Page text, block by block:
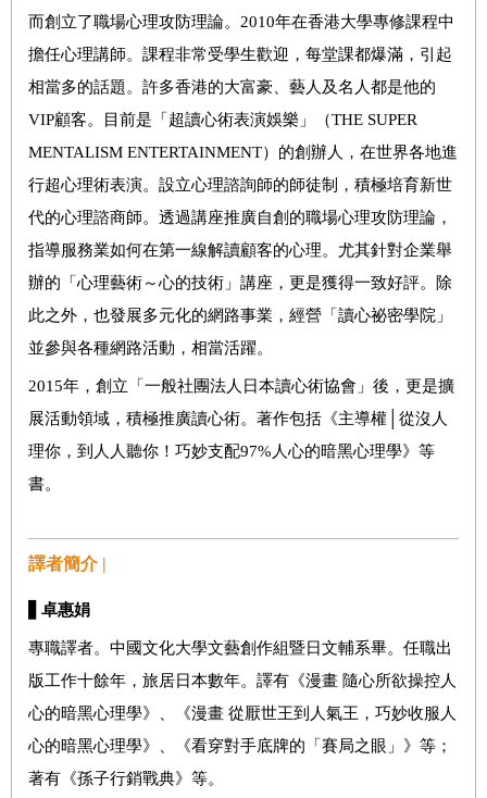
而創立了職場心理攻防理論。2010年在香港大學專修課程中
擔任心理講師。課程非常受學生歡迎，每堂課都爆滿，引起
相當多的話題。許多香港的大富豪、藝人及名人都是他的
VIP顧客。目前是「超讀心術表演娛樂」（THE SUPER
MENTALISM ENTERTAINMENT）的創辦人，在世界各地進
行超心理術表演。設立心理諮詢師的師徒制，積極培育新世
代的心理諮商師。透過講座推廣自創的職場心理攻防理論，
指導服務業如何在第一線解讀顧客的心理。尤其針對企業舉
辦的「心理藝術～心的技術」講座，更是獲得一致好評。除
此之外，也發展多元化的網路事業，經營「讀心祕密學院」
並參與各種網路活動，相當活躍。
2015年，創立「一般社團法人日本讀心術協會」後，更是擴
展活動領域，積極推廣讀心術。著作包括《主導權│從沒人
理你，到人人聽你！巧妙支配97%人心的暗黑心理學》等
書。
譯者簡介 |
卓惠娟
專職譯者。中國文化大學文藝創作組暨日文輔系畢。任職出
版工作十餘年，旅居日本數年。譯有《漫畫 隨心所欲操控人
心的暗黑心理學》、《漫畫 從厭世王到人氣王，巧妙收服人
心的暗黑心理學》、《看穿對手底牌的「賽局之眼」》等；
著有《孫子行銷戰典》等。